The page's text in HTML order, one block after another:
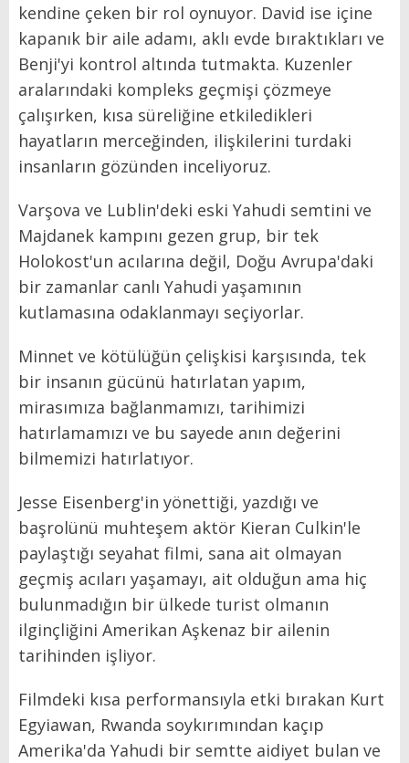
kendine çeken bir rol oynuyor. David ise içine
kapanık bir aile adamı, aklı evde bıraktıkları ve
Benji'yi kontrol altında tutmakta. Kuzenler
aralarındaki kompleks geçmişi çözmeye
çalışırken, kısa süreliğine etkiledikleri
hayatların merceğinden, ilişkilerini turdaki
insanların gözünden inceliyoruz.
Varşova ve Lublin'deki eski Yahudi semtini ve
Majdanek kampını gezen grup, bir tek
Holokost'un acılarına değil, Doğu Avrupa'daki
bir zamanlar canlı Yahudi yaşamının
kutlamasına odaklanmayı seçiyorlar.
Minnet ve kötülüğün çelişkisi karşısında, tek
bir insanın gücünü hatırlatan yapım,
mirasımıza bağlanmamızı, tarihimizi
hatırlamamızı ve bu sayede anın değerini
bilmemizi hatırlatıyor.
Jesse Eisenberg'in yönettiği, yazdığı ve
başrolünü muhteşem aktör Kieran Culkin'le
paylaştığı seyahat filmi, sana ait olmayan
geçmiş acıları yaşamayı, ait olduğun ama hiç
bulunmadığın bir ülkede turist olmanın
ilginçliğini Amerikan Aşkenaz bir ailenin
tarihinden işliyor.
Filmdeki kısa performansıyla etki bırakan Kurt
Egyiawan, Rwanda soykırımından kaçıp
Amerika'da Yahudi bir semtte aidiyet bulan ve